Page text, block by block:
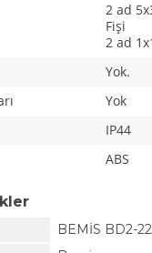
2 ad
Fişi
2 ad
Yok.
Yok
IP44
ABS
BEMİS BD2-